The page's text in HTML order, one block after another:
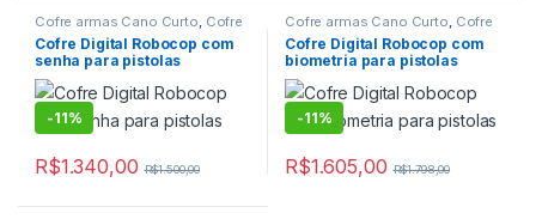
Cofre armas Cano Curto, Cofre
Digital ,Cofre digital com chave
emergencial,Cofre Digital de
Fixar,Cofre para Armas
para Pistolas ,
Residencias,Cofre para
Residencias digital,Cofres
Cofre Digital Robocop com
senha para pistolas
-11%
R$1.340,00 R$1.500,00
Cofre armas Cano Curto, Cofre
Digital ,Cofre digital com chave
emergencial,Cofre Digital de
Fixar,Cofre para Armas,Cofre
para Pistolas Cofre para
Residencias,Cofre para
Residencias digital,Cofres
Cofre Digital Robocop com
biometria para pistolas
-11%
R$1.605,00 R$1.798,00